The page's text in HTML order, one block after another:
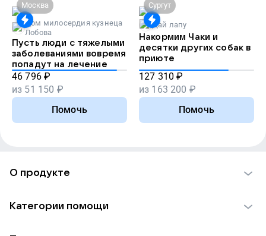
Москва
Дом милосердия кузнеца
Лобова
Пусть люди с тяжелыми
заболеваниями вовремя
попадут на лечение
46 796 ₽
из 51 150 ₽
Помочь
Сургут
Дай лапу
Накормим Чаки и
десятки других собак в
приюте
127 310 ₽
из 163 200 ₽
Помочь
О продукте
Категории помощи